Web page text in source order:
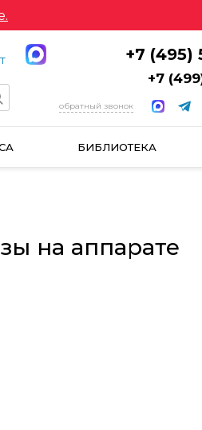
+7 (495)
+7
обратный звонок
БИБЛИОТЕКА
на аппарате